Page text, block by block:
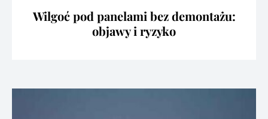
Wilgoć pod panelami bez demontażu:
objawy i ryzyko